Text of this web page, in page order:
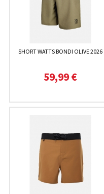
SHORT WATTS BONDI OLIVE 2026
59,99 €